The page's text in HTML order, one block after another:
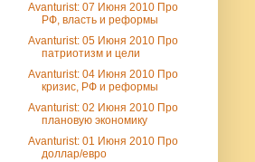
Avanturist: 07 Июня 2010 Про
РФ, власть и реформы
Avanturist: 05 Июня 2010 Про
патриотизм и цели
Avanturist: 04 Июня 2010 Про
кризис, РФ и реформы
Avanturist: 02 Июня 2010 Про
плановую экономику
Avanturist: 01 Июня 2010 Про
доллар/евро